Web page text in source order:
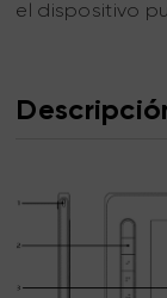
el dispositivo